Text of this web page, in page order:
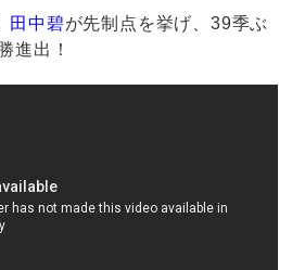
田中碧が先制点を挙げ、39季ぶ
進出！